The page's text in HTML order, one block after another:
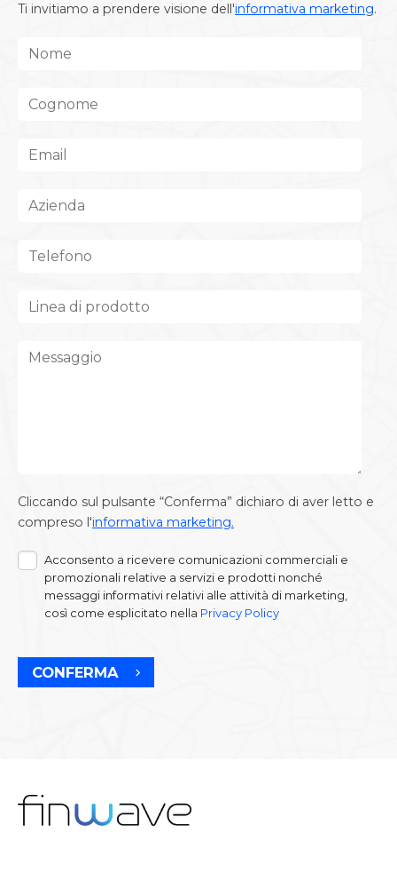
Ti invitiamo a prendere visione dell'informativa marketing.
Cliccando sul pulsante “Conferma” dichiaro di aver letto e
compreso l'informativa marketing.
Acconsento a ricevere comunicazioni commerciali e
promozionali relative a servizi e prodotti nonché
messaggi informativi relativi alle attività di marketing,
così come esplicitato nella Privacy Policy
CONFERMA